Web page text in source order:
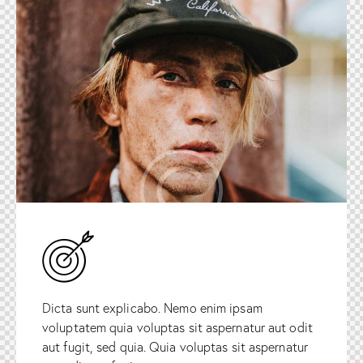
Dicta sunt explicabo. Nemo enim ipsam
voluptatem quia voluptas sit aspernatur aut odit
aut fugit, sed quia. Quia voluptas sit aspernatur